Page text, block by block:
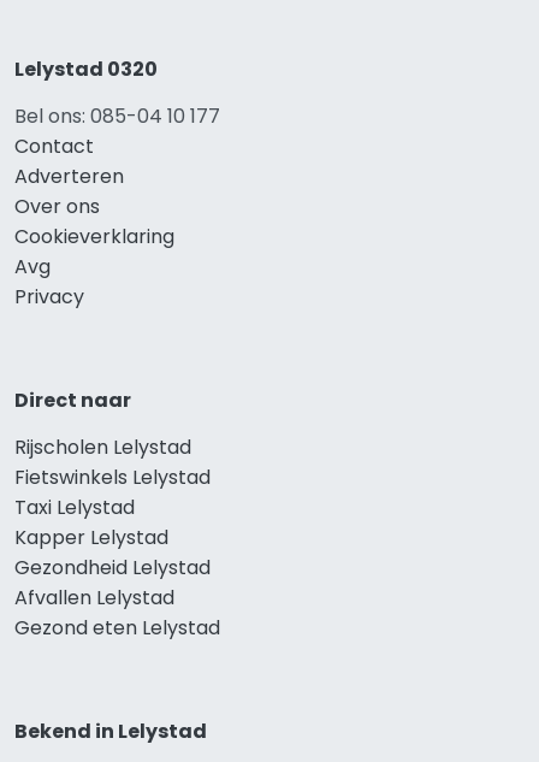
Lelystad 0320
Bel ons: 085-04 10 177
Contact
Adverteren
Over ons
Cookieverklaring
Avg
Privacy
Direct naar
Rijscholen Lelystad
Fietswinkels Lelystad
Taxi Lelystad
Kapper Lelystad
Gezondheid Lelystad
Afvallen Lelystad
Gezond eten Lelystad
Bekend in Lelystad